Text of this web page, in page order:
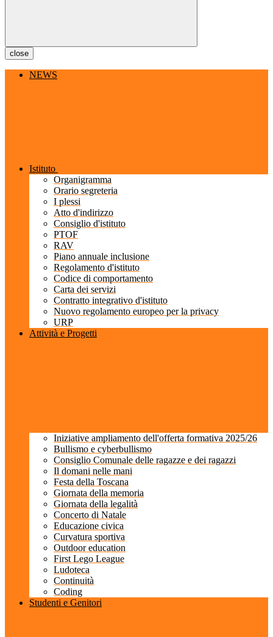
close
NEWS
Istituto
Organigramma
Orario segreteria
I plessi
Atto d'indirizzo
Consiglio d'istituto
PTOF
RAV
Piano annuale inclusione
Regolamento d'istituto
Codice di comportamento
Carta dei servizi
Contratto integrativo d'istituto
Nuovo regolamento europeo per la privacy
URP
Attività e Progetti
Iniziative ampliamento dell'offerta formativa 2025/26
Bullismo e cyberbullismo
Consiglio Comunale delle ragazze e dei ragazzi
Il domani nelle mani
Festa della Toscana
Giornata della memoria
Giornata della legalità
Concerto di Natale
Educazione civica
Curvatura sportiva
Outdoor education
First Lego League
Ludoteca
Continuità
Coding
Studenti e Genitori